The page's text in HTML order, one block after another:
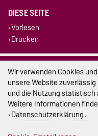
DIESE SEITE
Vorlesen
Drucken
Wir verwenden Cookies
unsere Website
und die Nutzung
Weitere Informationen
Datenschutzerklärung.